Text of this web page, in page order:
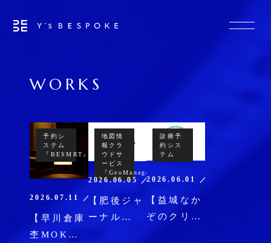
WORKS
予約シ
ステム
『BESMRT』
2026.07.11 ／ パッケージ
【早川倉庫
杢MOKU
地図情
報クラ
ウドサ
ービス
『GeoManager』
2026.06.05 ／ パッケージ
【肥後ジャ
ーナル
診療予
約シス
テム
2026.06.01 ／ 受託開発
【益城なか
ぞのクリニ